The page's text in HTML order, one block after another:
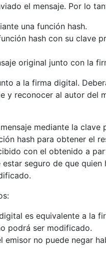
el mensaje. Por lo
una función hash.
hash con su clave
original junto con la
a la firma digital.
y reconocer al autor del
mediante la clave
hash para obtener el
con el obtenido a
seguro de que
es equivalente a la
podrá ser modificado.
emisor no puede negar